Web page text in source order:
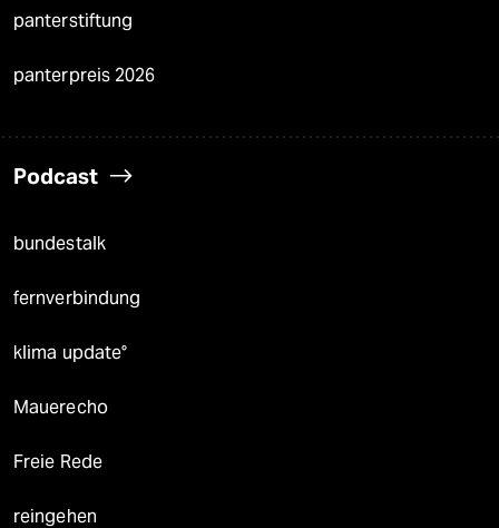
panterstiftung
panterpreis 2026
Podcast
bundestalk
fernverbindung
klima update°
Mauerecho
Freie Rede
reingehen